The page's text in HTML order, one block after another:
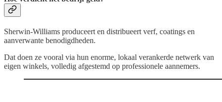
Sherwin‑Williams produceert en distribueert verf, coatings en
aanverwante benodigdheden.
Dat doen ze vooral via hun enorme, lokaal verankerde netwerk van
eigen winkels, volledig afgestemd op professionele aannemers.